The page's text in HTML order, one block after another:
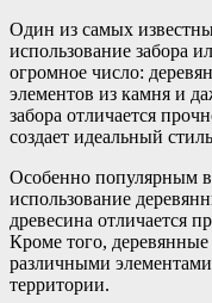
Один из самых
использование забора
огромное число:
элементов из камня и
забора отличается
создает идеальный
Особенно популярным в
использование
древесина отличается
Кроме того,
различными
территории.